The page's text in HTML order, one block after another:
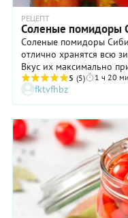
РЕЦЕПТ
Соленые помидоры
Соленые помидоры
отлично хранятся всю
Вкус их максимально
такая заготовка
супах, и в качестве
подстраховаться и не
горчицу — перед тем
крышку изнутри
обеззараживающим
на вкус томатов.
5 (5) 1 ч 20
fktvfhbz